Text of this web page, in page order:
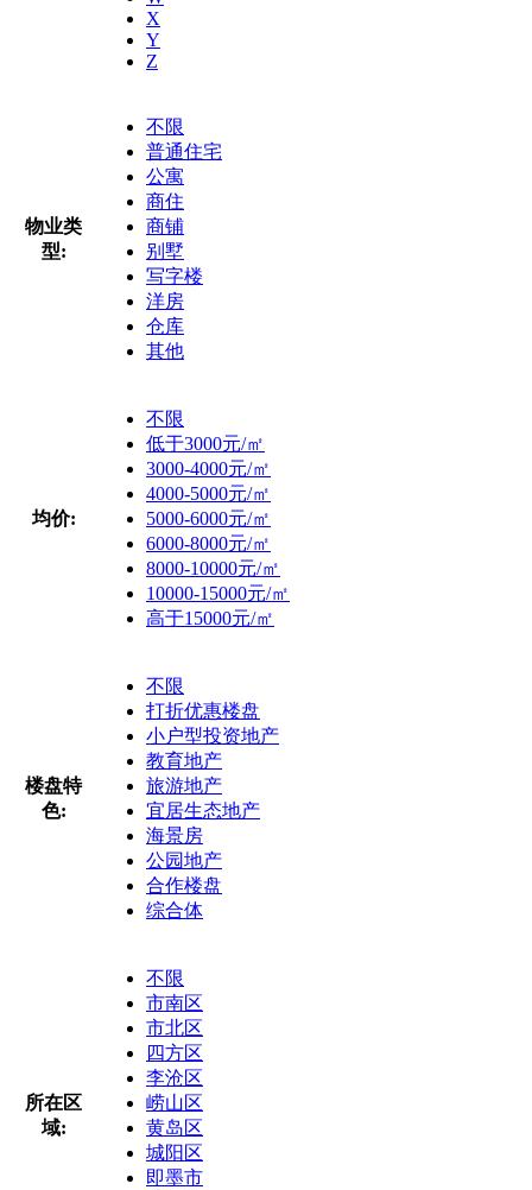
X
Y
Z
物业类
型:
不限
普通住宅
公寓
商住
商铺
别墅
写字楼
洋房
仓库
其他
均价:
不限
低于3000元/㎡
3000-4000元/㎡
4000-5000元/㎡
5000-6000元/㎡
6000-8000元/㎡
8000-10000元/㎡
10000-15000元/㎡
高于15000元/㎡
楼盘特
色:
不限
打折优惠楼盘
小户型投资地产
教育地产
旅游地产
宜居生态地产
海景房
公园地产
合作楼盘
综合体
所在区
域:
不限
市南区
市北区
四方区
李沧区
崂山区
黄岛区
城阳区
即墨市